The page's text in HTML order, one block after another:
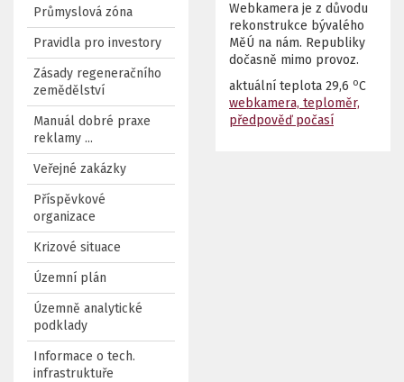
Průmyslová zóna
Pravidla pro investory
Zásady regeneračního
zemědělství
Manuál dobré praxe
reklamy ...
Veřejné zakázky
Příspěvkové
organizace
Krizové situace
Územní plán
Územně analytické
podklady
Informace o tech.
infrastruktuře
Webkamera je z důvodu
rekonstrukce bývalého
MěÚ na nám. Republiky
dočasně mimo provoz.
aktuální teplota 29,6 oC
webkamera, teploměr,
předpověď počasí